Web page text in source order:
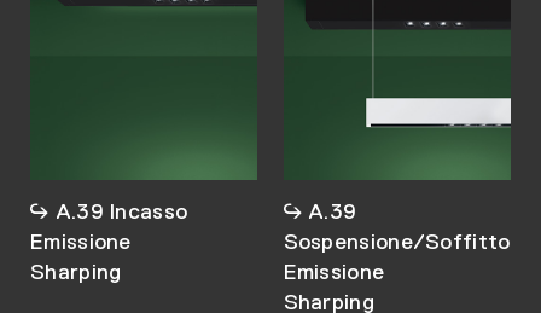
A.39 Incasso
Emissione
Sharping
A.39
Sospensione/Soffitto
Emissione
Sharping